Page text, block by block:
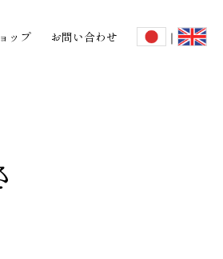
ップ お問い合わせ ｜